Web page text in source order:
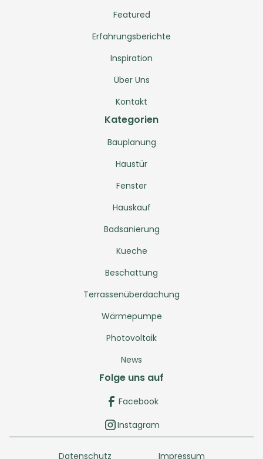
Featured
Erfahrungsberichte
Inspiration
Über Uns
Kontakt
Kategorien
Bauplanung
Haustür
Fenster
Hauskauf
Badsanierung
Kueche
Beschattung
Terrassenüberdachung
Wärmepumpe
Photovoltaik
News
Folge uns auf
Facebook
Instagram
Datenschutz Impressum